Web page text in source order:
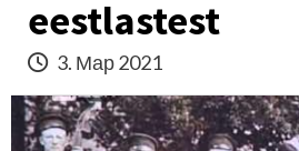
eestlastest
3. Мар 2021